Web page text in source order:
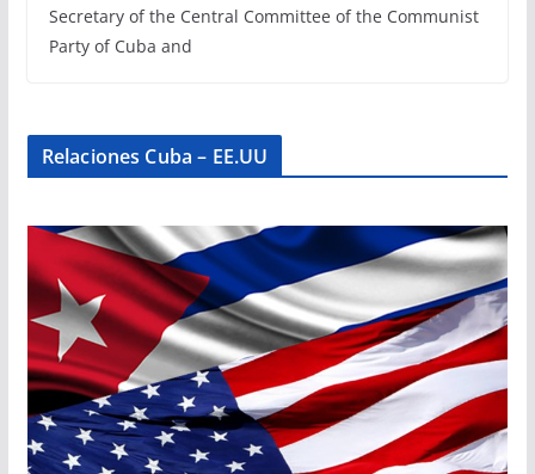
Secretary of the Central Committee of the Communist
Party of Cuba and
Relaciones Cuba – EE.UU